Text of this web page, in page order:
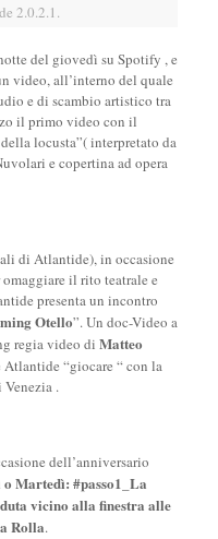
2.0.2.1.
del giovedì su Spotify , e
video, all’interno del quale
e di scambio artistico tra
il primo video con il
locusta”( interpretato da
e copertina ad opera
di Atlantide), in occasione
il rito teatrale e
presenta un incontro
Otello”. Un doc-Video a
regia video di Matteo
“giocare “ con la
.
dell’anniversario
Martedì: #passo1_La
vicino alla finestra alle
Rolla.